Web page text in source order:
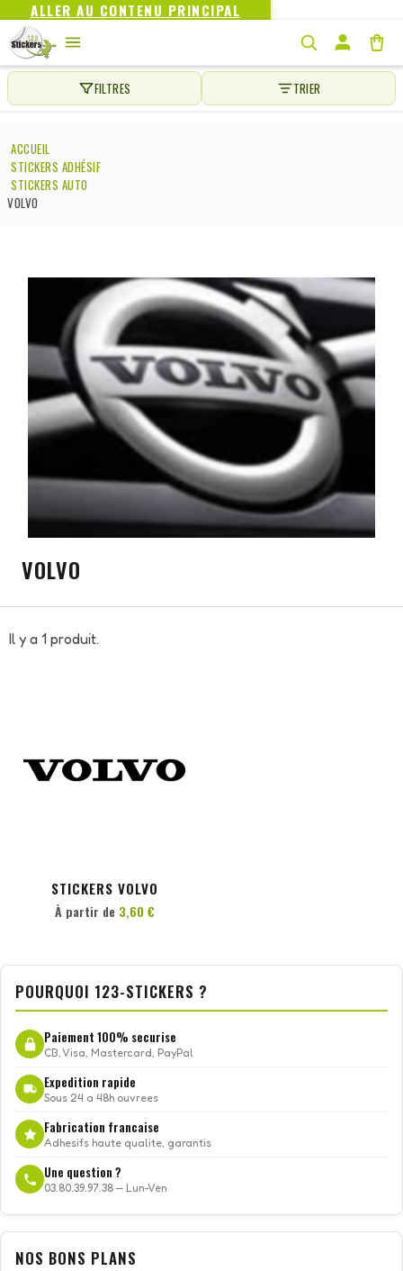
ALLER AU CONTENU PRINCIPAL
FILTRES TRIER
ACCUEIL
STICKERS ADHÉSIF
STICKERS AUTO
VOLVO
VOLVO
Il y a 1 produit.
STICKERS VOLVO
À partir de 3,60 €
POURQUOI 123-STICKERS ?
Paiement 100% securise
CB, Visa, Mastercard, PayPal
Expedition rapide
Sous 24 a 48h ouvrees
Fabrication francaise
Adhesifs haute qualite, garantis
Une question ?
03.80.39.97.38 — Lun-Ven
NOS BONS PLANS